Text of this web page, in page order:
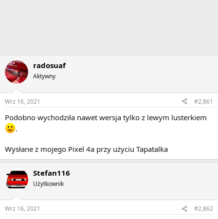
radosuaf
Aktywny
Wrz 16, 2021 #2,861
Podobno wychodziła nawet wersja tylko z lewym lusterkiem
.
Wysłane z mojego Pixel 4a przy użyciu Tapatalka
Stefan116
Użytkownik
Wrz 16, 2021 #2,862